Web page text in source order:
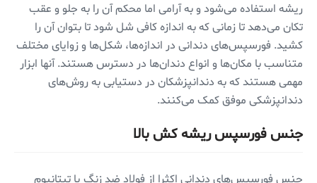
ریشه استفاده می‌شود و به آرامی اما محکم آن را به جلو و عقب
تکان می‌دهد تا زمانی که به اندازه کافی شل شود تا بتوان آن را
کشید. فورسپس‌های دندانی در اندازه‌ها، شکل‌ها و زوایای مختلف
متناسب با مکان‌ها و انواع دندان‌ها در دسترس هستند. آنها ابزار
مهمی هستند که به دندانپزشکان در دستیابی به روش‌های
دندانپزشکی موفق کمک می‌کنند.
جنس فورسپس ریشه کش بالا
جنس فورسپس‌های دندانی اکثرا از فولاد ضد زنگ یا تیتانیوم